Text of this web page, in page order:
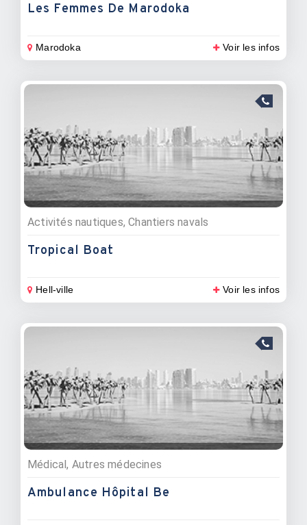
Les Femmes De Marodoka
Marodoka Voir les infos
Activités nautiques, Chantiers navals
Tropical Boat
Hell-ville Voir les infos
Médical, Autres médecines
Ambulance Hôpital Be